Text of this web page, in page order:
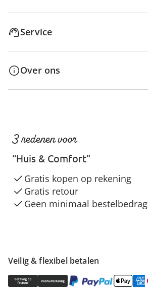
Service
Over ons
Veilig & flexibel betalen
3 redenen voor
“Huis & Comfort”
Gratis kopen op rekening
Gratis retour
Geen minimaal bestelbedrag